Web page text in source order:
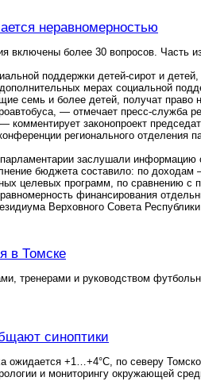
неравномерностью
включены более 30 вопросов. Часть
поддержки детей-сирот и
мерах социальной
семь и более детей, получат право
— отмечает пресс-служба
законопроект
регионального
заслушали информацию
бюджета составило: по
целевых программ, по сравнению с
финансирования
Верховного Совета
в Томске
тренерами и руководством
синоптики
ожидается +1…+4°С, по северу
и мониторингу окружающей